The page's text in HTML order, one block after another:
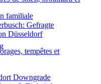
familiale
tempêtes et